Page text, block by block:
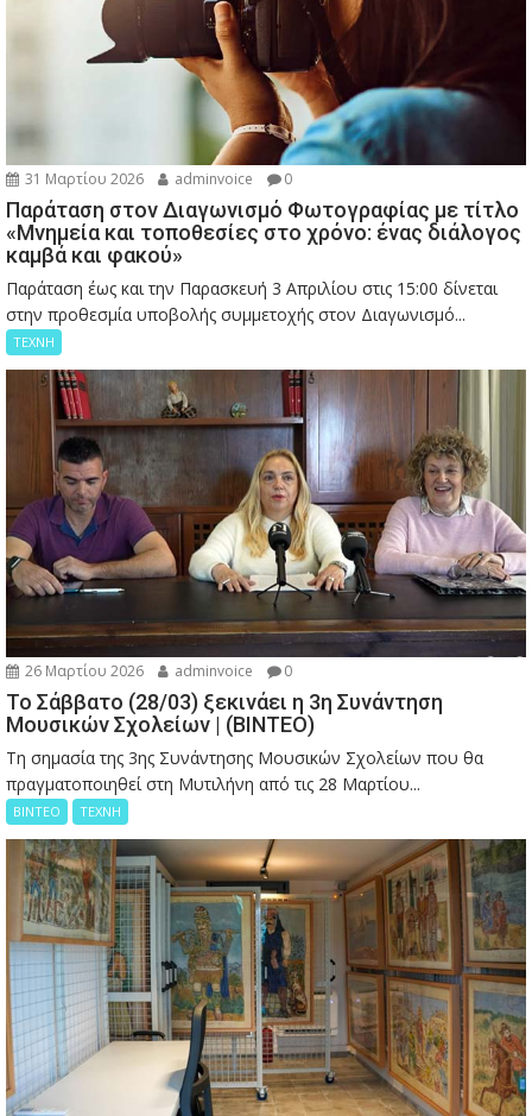
31 Μαρτίου 2026 adminvoice 0
Παράταση στον Διαγωνισμό Φωτογραφίας με τίτλο
«Μνημεία και τοποθεσίες στο χρόνο: ένας διάλογος
καμβά και φακού»
Παράταση έως και την Παρασκευή 3 Απριλίου στις 15:00 δίνεται
στην προθεσμία υποβολής συμμετοχής στον Διαγωνισμό...
ΤΕΧΝΗ
26 Μαρτίου 2026 adminvoice 0
Το Σάββατο (28/03) ξεκινάει η 3η Συνάντηση
Μουσικών Σχολείων | (ΒΙΝΤΕΟ)
Τη σημασία της 3ης Συνάντησης Μουσικών Σχολείων που θα
πραγματοποιηθεί στη Μυτιλήνη από τις 28 Μαρτίου...
ΒΙΝΤΕΟ ΤΕΧΝΗ